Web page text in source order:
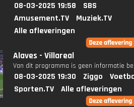
08-03-2025 19:58
SBS
Amusement.TV
Muziek.TV
Alle afleveringen
Alaves - Villareal
Van dit programma is geen informatie
08-03-2025 19:30 Ziggo
Sporten.TV
Alle afleveringen